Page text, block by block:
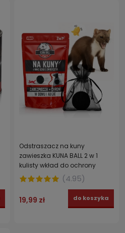
Odstraszacz na kuny
zawieszka KUNA BALL 2 w 1
kulisty wkład do ochrony
samochodu i domu
(4.95)
19,99 zł do koszyka